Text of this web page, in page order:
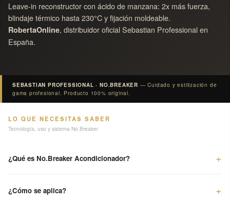
calor: las herramientas térmicas activan sus propiedades
protectoras y de fijación moldeable.
Consejo profesional: al no aclararse, el producto permanece en
Producto profesional Sebastian.
original con trazabilidad de lote.
Professionaly conoce el relanzamiento Nueva Era en el
marca Sebastian
Leave-in reconstructor con ácido de manzana: 2x más fuerza,
blindaje térmico hasta 230°C y fijación moldeable.
RobertaOnline, distribuidor oficial Sebastian Professional en
España.
SEBASTIAN PROFESSIONAL · NO.BREAKER — Cuidado y estilización de
gama profesional. Producto 100% original.
LO QUE NECESITAS SABER
Tecnología, uso y sistema No.Breaker
¿Qué es No.Breaker Acondicionador?
¿Cómo se aplica?